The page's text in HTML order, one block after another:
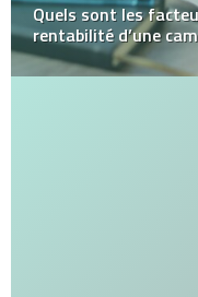
Quels sont les
rentabilité d’une